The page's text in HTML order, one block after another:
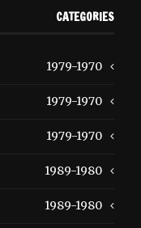
CATEGORIES
1979-1970
1979-1970
1979-1970
1989-1980
1989-1980